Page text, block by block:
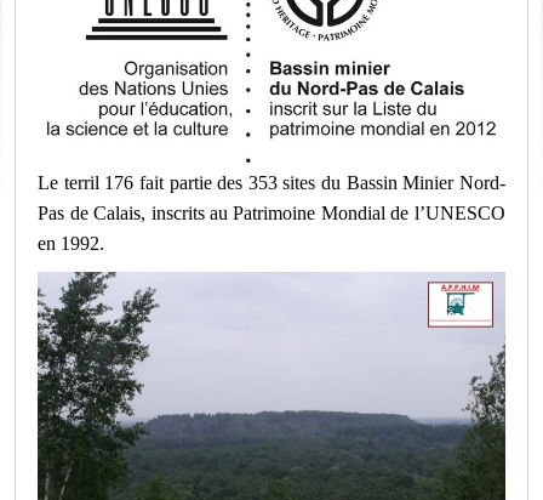
Le terril 176 fait partie des 353 sites du Bassin Minier Nord-
Pas de Calais, inscrits au Patrimoine Mondial de l’UNESCO
en 1992.